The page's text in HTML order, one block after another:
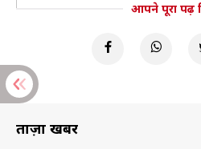
आपने पूरा पढ़
ताज़ा खबरें